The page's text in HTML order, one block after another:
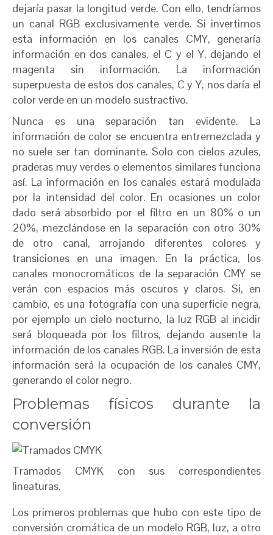
dejaría pasar la longitud verde. Con ello, tendríamos
un canal RGB exclusivamente verde. Si invertimos
esta información en los canales CMY, generaría
información en dos canales, el C y el Y, dejando el
magenta sin información. La información
superpuesta de estos dos canales, C y Y, nos daría el
color verde en un modelo sustractivo.
Nunca es una separación tan evidente. La
información de color se encuentra entremezclada y
no suele ser tan dominante. Solo con cielos azules,
praderas muy verdes o elementos similares funciona
así. La información en los canales estará modulada
por la intensidad del color. En ocasiones un color
dado será absorbido por el filtro en un 80% o un
20%, mezclándose en la separación con otro 30%
de otro canal, arrojando diferentes colores y
transiciones en una imagen. En la práctica, los
canales monocromáticos de la separación CMY se
verán con espacios más oscuros y claros. Si, en
cambio, es una fotografía con una superficie negra,
por ejemplo un cielo nocturno, la luz RGB al incidir
será bloqueada por los filtros, dejando ausente la
información de los canales RGB. La inversión de esta
información será la ocupación de los canales CMY,
generando el color negro.
Problemas físicos durante la
conversión
Tramados CMYK con sus correspondientes
lineaturas.
Los primeros problemas que hubo con este tipo de
conversión cromática de un modelo RGB, luz, a otro